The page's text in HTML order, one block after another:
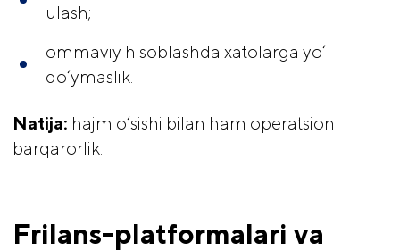
ulash;
ommaviy hisoblashda xatolarga yo‘l
qo‘ymaslik.
Natija: hajm o‘sishi bilan ham operatsion
barqarorlik.
Frilans-platformalari va